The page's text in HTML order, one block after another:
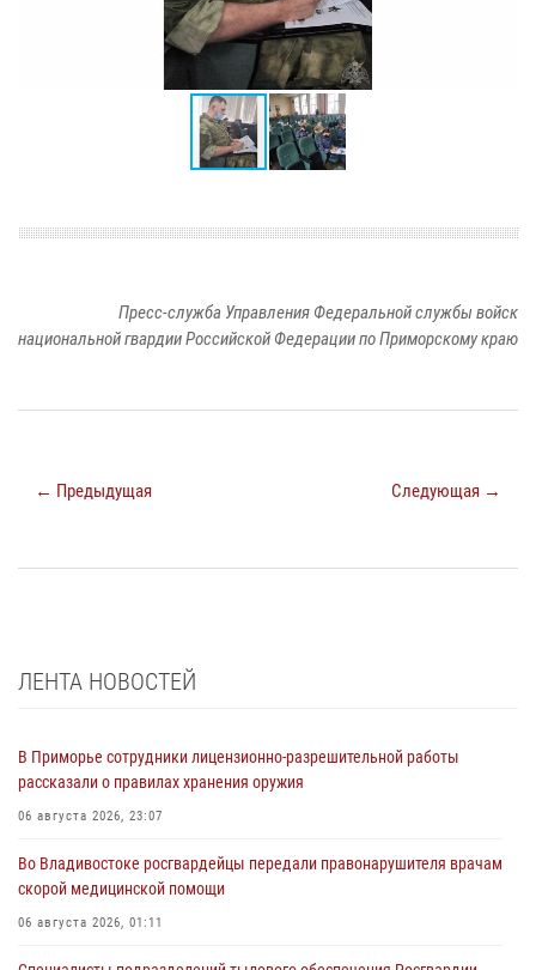
Пресс-служба Управления Федеральной службы войск
национальной гвардии Российской Федерации по Приморскому краю
← Предыдущая Следующая →
ЛЕНТА НОВОСТЕЙ
В Приморье сотрудники лицензионно-разрешительной работы
рассказали о правилах хранения оружия
06 августа 2026, 23:07
Во Владивостоке росгвардейцы передали правонарушителя врачам
скорой медицинской помощи
06 августа 2026, 01:11